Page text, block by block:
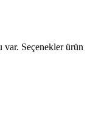
Seçenekler ürün